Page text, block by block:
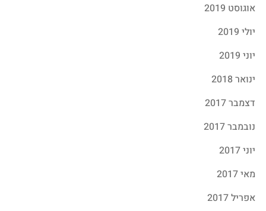
אוגוסט 2019
יולי 2019
יוני 2019
ינואר 2018
דצמבר 2017
נובמבר 2017
יוני 2017
מאי 2017
אפריל 2017